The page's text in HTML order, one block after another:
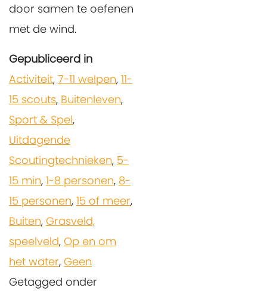
door samen te oefenen
met de wind.
Gepubliceerd in
Activiteit, 7-11 welpen, 11-
15 scouts, Buitenleven,
Sport & Spel,
Uitdagende
Scoutingtechnieken, 5-
15 min, 1-8 personen, 8-
15 personen, 15 of meer,
Buiten, Grasveld,
speelveld, Op en om
het water, Geen
Getagged onder